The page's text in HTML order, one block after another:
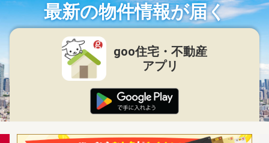
最新の物件情報が届く
goo住宅・不動産
アプリ